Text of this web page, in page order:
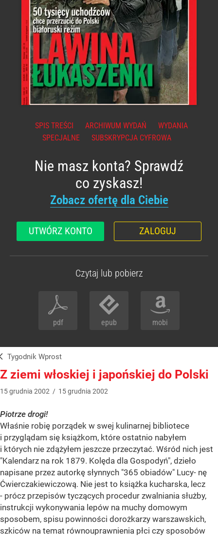
SPIS TREŚCI ARCHIWUM WYDAŃ
WYDANIA
SPECJALNE
SUBSKRYPCJA CYFROWA
Nie masz konta? Sprawdź
co zyskasz!
Zobacz ofertę dla Ciebie
UTWÓRZ KONTO ZALOGUJ
Czytaj lub pobierz
pdf epub mobi
Tygodnik Wprost
Z ziemi włoskiej i japońskiej do Polski
15grudnia 2002 / 15grudnia 2002
Piotrze drogi!
Właśnie robię porządek w swej kulinarnej bibliotece
i przyglądam się książkom, które ostatnio nabyłem
i których nie zdążyłem jeszcze przeczytać. Wśród nich jest
"Kalendarz na rok 1879. Kolęda dla Gospodyń", dzieło
napisane przez autorkę słynnych "365 obiadów" Lucy- nę
Ćwierczakiewiczową. Nie jest to książka kucharska, lecz
- prócz przepisów tyczących procedur zwalniania służby,
instrukcji wykonywania lepów na muchy domowym
sposobem, spisu powinności dorożkarzy warszawskich,
szkiców na temat równouprawnienia płci czy sposobów